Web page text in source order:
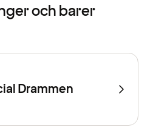
och barer
Drammen